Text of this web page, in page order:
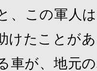
、この軍人
けたことが
車が、地元